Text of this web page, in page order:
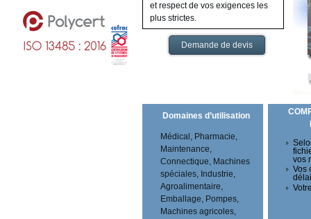
et respect de vos exigences les
plus strictes.
Demande de devis
Domaines d’utilisation
Médical, Pharmacie,
Maintenance,
Connectique, Machines
spéciales, Industrie,
Agroalimentaire,
Emballage, Pompes,
Machines agricoles,
vos
Vos